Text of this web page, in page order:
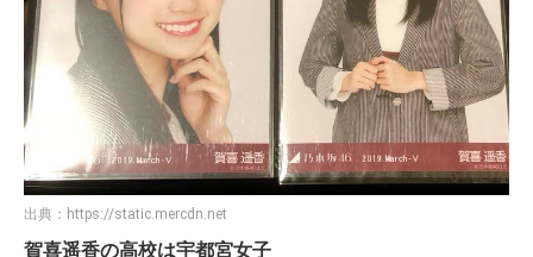
出典： https://static.mercdn.net
賀喜遥香の高校は宇都宮女子